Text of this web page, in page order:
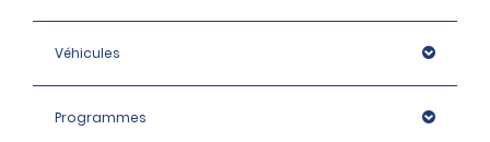
Véhicules
Programmes